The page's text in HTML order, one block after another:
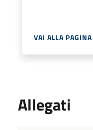
VAI ALLA PAGINA
Allegati